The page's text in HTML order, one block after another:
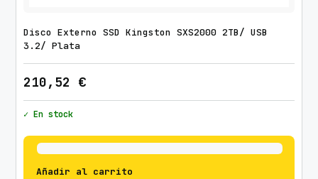
Disco Externo SSD Kingston SXS2000 2TB/ USB
3.2/ Plata
210,52 €
✓ En stock
Añadir al carrito